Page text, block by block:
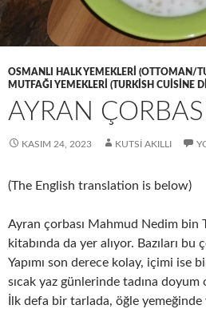
OSMANLI HALK YEMEKLERI (OTTOMAN/
MUTFAĞI YEMEKLERI (TURKISH CUISINE
AYRAN ÇORBASI
KASIM 24, 2023 KUTSI AKILLI
(The English translation is below)
Ayran çorbası Mahmud Nedim bin
kitabında da yer alıyor. Bazıları bu
Yapımı son derece kolay, içimi ise
sıcak yaz günlerinde tadına doyum
İlk defa bir tarlada, öğle